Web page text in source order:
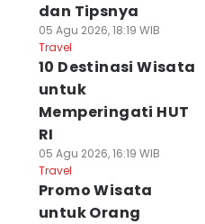
dan Tipsnya
05 Agu 2026, 18:19 WIB
Travel
10 Destinasi Wisata
untuk
Memperingati HUT
RI
05 Agu 2026, 16:19 WIB
Travel
Promo Wisata
untuk Orang